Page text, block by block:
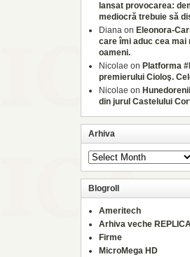
lansat provocarea:
mediocră trebuie să
Diana on Eleonora-
care îmi aduc cea mai
oameni.
Nicolae on Platforma
premierului Cioloş.
Nicolae on
din jurul Castelului
Arhiva
Blogroll
Ameritech
Arhiva veche
Firme
MicroMega HD